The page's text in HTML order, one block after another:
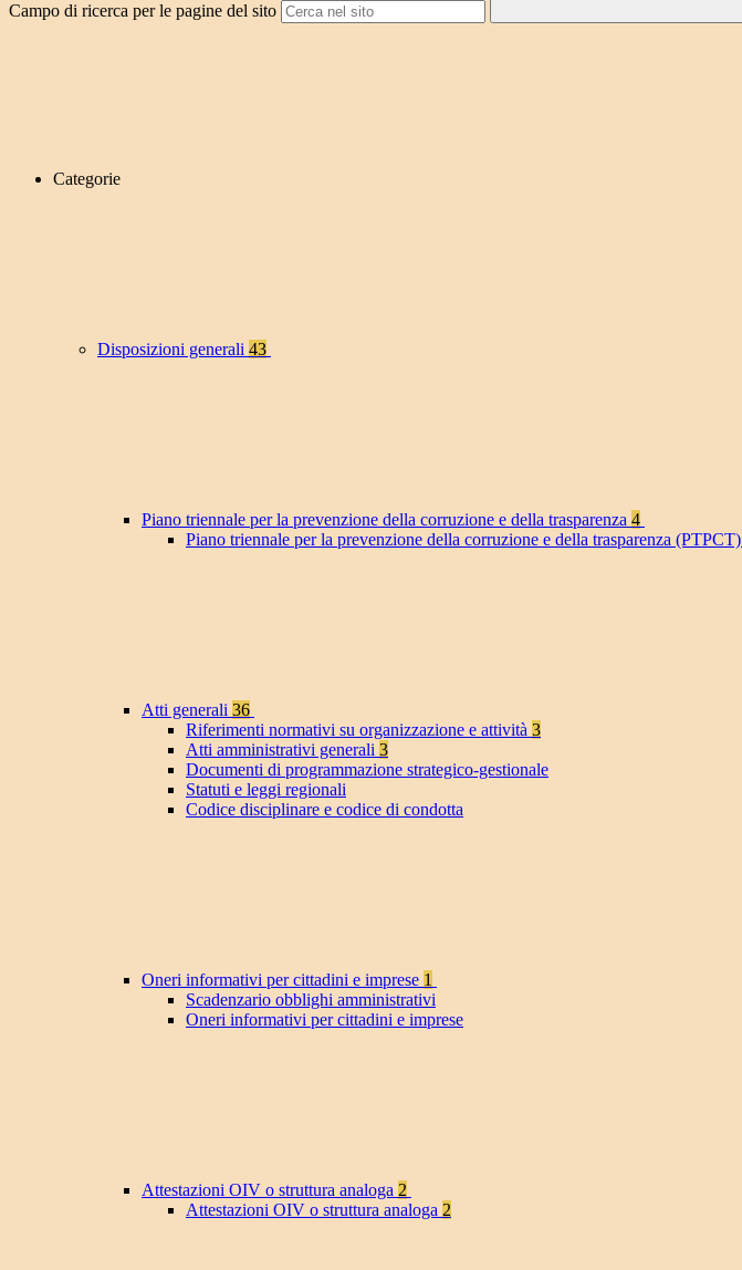
Campo di ricerca per le pagine del sito
Categorie
Disposizioni generali 43
Piano triennale per la prevenzione della corruzione e della trasparenza 4
Piano triennale per la prevenzione della corruzione e della trasparenza (PTPCT)
Atti generali 36
Riferimenti normativi su organizzazione e attività 3
Atti amministrativi generali 3
Documenti di programmazione strategico-gestionale
Statuti e leggi regionali
Codice disciplinare e codice di condotta
Oneri informativi per cittadini e imprese 1
Scadenzario obblighi amministrativi
Oneri informativi per cittadini e imprese
Attestazioni OIV o struttura analoga 2
Attestazioni OIV o struttura analoga 2